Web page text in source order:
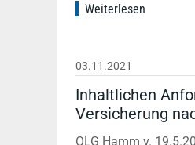
Weiterlesen
03.11.2021
Inhaltlichen
Versicherung
OLG Hamm v.